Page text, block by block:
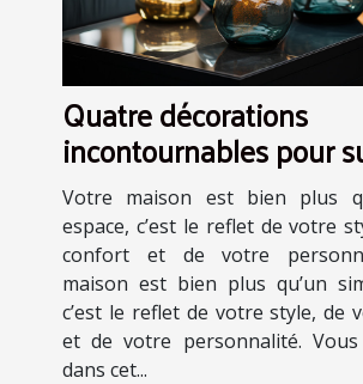
Quatre décorations
incontournables pour
votre maison
Votre maison est bien plus
espace, c’est le reflet de votre
confort et de votre
maison est bien plus qu’un
c’est le reflet de votre style, de
et de votre personnalité. Vous
dans cet...